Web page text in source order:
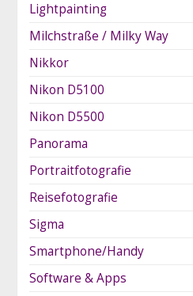
Lightpainting
Milchstraße / Milky Way
Nikkor
Nikon D5100
Nikon D5500
Panorama
Portraitfotografie
Reisefotografie
Sigma
Smartphone/Handy
Software & Apps